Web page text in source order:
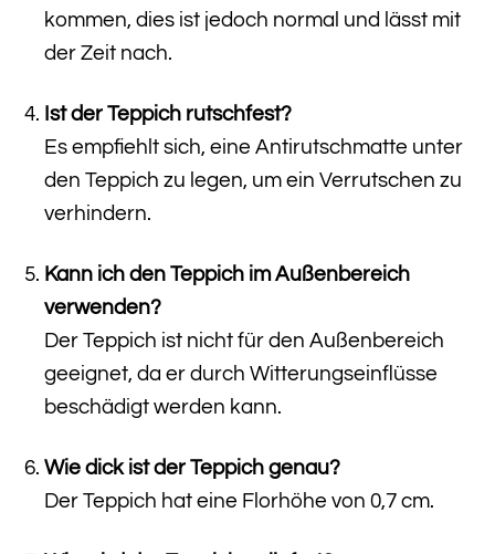
kommen, dies ist jedoch normal und lässt mit
der Zeit nach.
Ist der Teppich rutschfest?
Es empfiehlt sich, eine Antirutschmatte unter
den Teppich zu legen, um ein Verrutschen zu
verhindern.
Kann ich den Teppich im Außenbereich
verwenden?
Der Teppich ist nicht für den Außenbereich
geeignet, da er durch Witterungseinflüsse
beschädigt werden kann.
Wie dick ist der Teppich genau?
Der Teppich hat eine Florhöhe von 0,7 cm.